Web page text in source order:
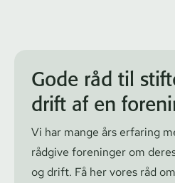
Gode råd til
drift af en
Vi har mange års erfaring
rådgive foreninger om
og drift. Få her vores råd